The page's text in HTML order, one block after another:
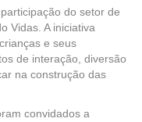
do setor de
Vidas. A iniciativa
e seus
de interação, diversão
na construção das
convidados a